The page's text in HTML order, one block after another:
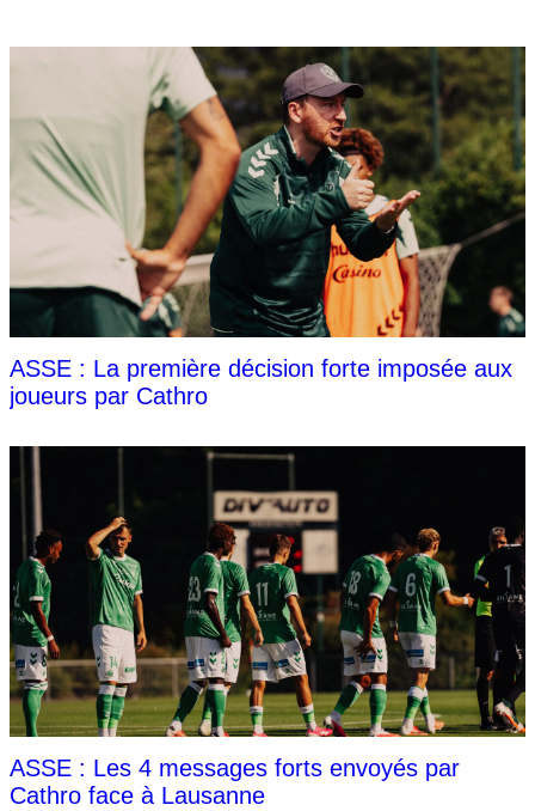
ASSE : La première décision forte imposée aux
joueurs par Cathro
ASSE : Les 4 messages forts envoyés par
Cathro face à Lausanne